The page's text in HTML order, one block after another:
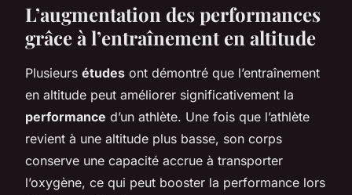
L’augmentation des performances
grâce à l’entraînement en altitude
Plusieurs études ont démontré que l’entraînement
en altitude peut améliorer significativement la
performance d’un athlète. Une fois que l’athlète
revient à une altitude plus basse, son corps
conserve une capacité accrue à transporter
l’oxygène, ce qui peut booster la performance lors